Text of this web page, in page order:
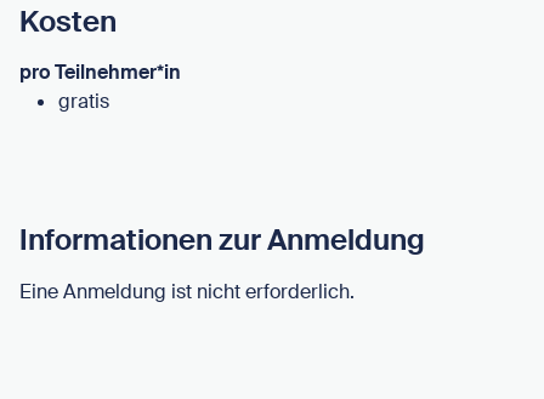
Kosten
pro Teilnehmer*in
gratis
Informationen zur Anmeldung
Eine Anmeldung ist nicht erforderlich.